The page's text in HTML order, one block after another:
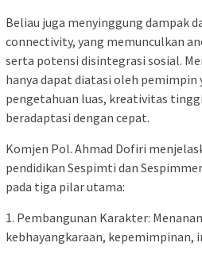
Beliau juga menyinggung dampak
connectivity, yang memunculkan
serta potensi disintegrasi sosial.
hanya dapat diatasi oleh pemimpin
pengetahuan luas, kreativitas
beradaptasi dengan cepat.
Komjen Pol. Ahmad Dofiri
pendidikan Sespimti dan
pada tiga pilar utama:
1. Pembangunan Karakter:
kebhayangkaraan, kepemimpinan,